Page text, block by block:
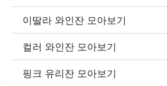
이딸라 와인잔 모아보기
컬러 와인잔 모아보기
핑크 유리잔 모아보기